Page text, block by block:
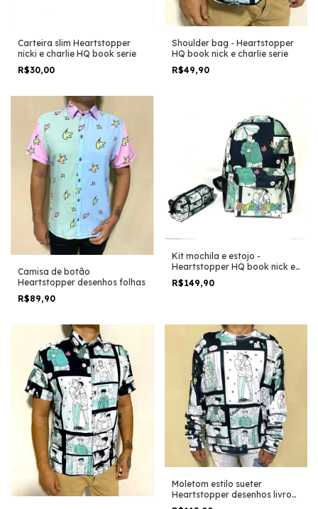
Carteira slim Heartstopper
nicki e charlie HQ book serie
R$30,00
Shoulder bag - Heartstopper
HQ book nick e charlie serie
R$49,90
Camisa de botão
Heartstopper desenhos folhas
R$89,90
Kit mochila e estojo -
Heartstopper HQ book nick e
charlie serie tamanho grande
padrão escolar e viagem
R$149,90
Moletom estilo sueter
Heartstopper desenhos livro
HQ Alice oseman